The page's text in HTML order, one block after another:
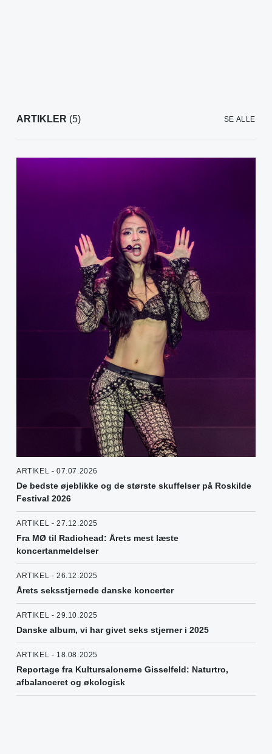
ARTIKLER (5) SE ALLE
ARTIKEL - 07.07.2026
De bedste øjeblikke og de største skuffelser på Roskilde
Festival 2026
ARTIKEL - 27.12.2025
Fra MØ til Radiohead: Årets mest læste
koncertanmeldelser
ARTIKEL - 26.12.2025
Årets seksstjernede danske koncerter
ARTIKEL - 29.10.2025
Danske album, vi har givet seks stjerner i 2025
ARTIKEL - 18.08.2025
Reportage fra Kultursalonerne Gisselfeld: Naturtro,
afbalanceret og økologisk